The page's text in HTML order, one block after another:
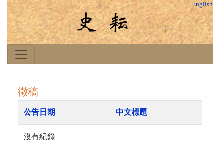
English
徵稿
公告日期 中文標題
沒有紀錄